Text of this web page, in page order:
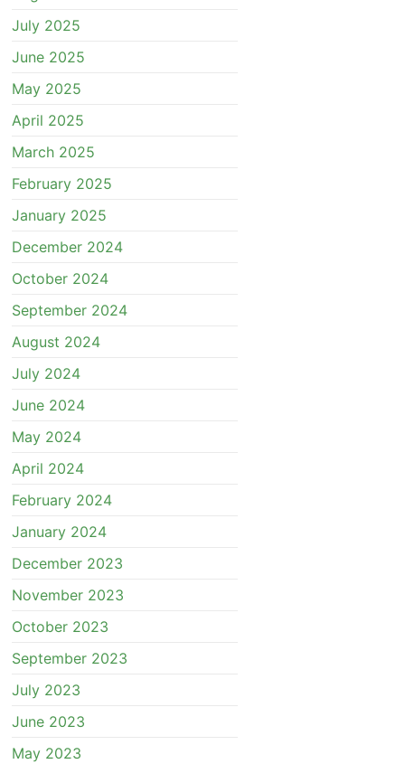
July 2025
June 2025
May 2025
April 2025
March 2025
February 2025
January 2025
December 2024
October 2024
September 2024
August 2024
July 2024
June 2024
May 2024
April 2024
February 2024
January 2024
December 2023
November 2023
October 2023
September 2023
July 2023
June 2023
May 2023